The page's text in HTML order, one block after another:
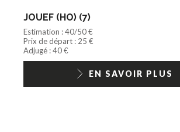
JOUEF (HO) (7)
Estimation : 40/50 €
Prix de départ : 25 €
Adjugé : 40 €
EN SAVOIR PLUS